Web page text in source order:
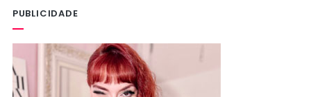
PUBLICIDADE